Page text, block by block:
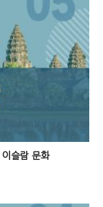
이슬람 문화